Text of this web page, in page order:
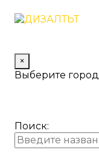
×
Выберите город
Поиск: